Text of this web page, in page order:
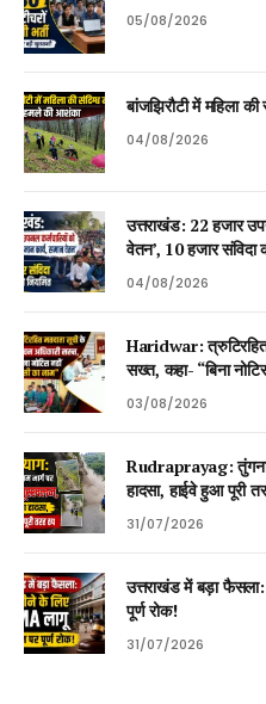
05/08/2026
बांजझिरौटी में महिला
04/08/2026
उत्तराखंड: 22 हजार
वेतन’, 10 हजार संविदा
04/08/2026
Haridwar: त्रुटिरहित
सख्त, कहा- “बिना
03/08/2026
Rudraprayag:
हादसा, हाईवे हुआ पूरी
31/07/2026
उत्तराखंड में बड़ा
पूर्ण रोक!
31/07/2026